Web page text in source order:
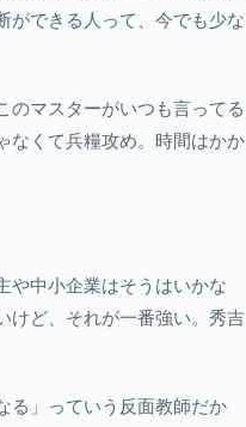
ができる人って、今でも少な
のマスターがいつも言ってる
なくて兵糧攻め。時間はかか
や中小企業はそうはいかな
けど、それが一番強い。秀吉
る」っていう反面教師だか